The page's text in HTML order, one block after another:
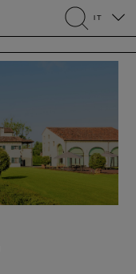
search
IT